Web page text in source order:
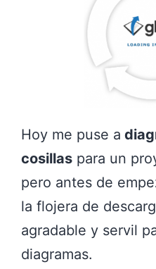
Hoy me puse a
cosillas para un
pero antes de
la flojera de
agradable y servil
diagramas.